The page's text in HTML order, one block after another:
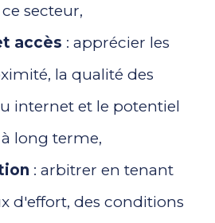
secteur,
accès : apprécier les
la qualité des
internet et le potentiel
long terme,
: arbitrer en tenant
d'effort, des conditions